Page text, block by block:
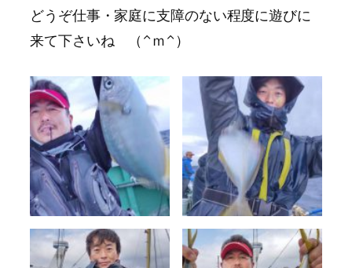
どうぞ仕事・家庭に支障のない程度に遊びに
来て下さいね （^ｍ^）